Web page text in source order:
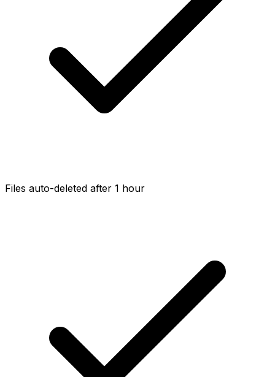
Files auto-deleted after 1 hour